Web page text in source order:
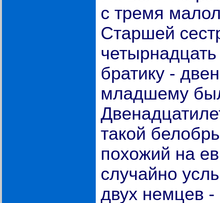
с тремя
Старшей
братику -
младшему
такой
похожий на
случайно
двух немцев